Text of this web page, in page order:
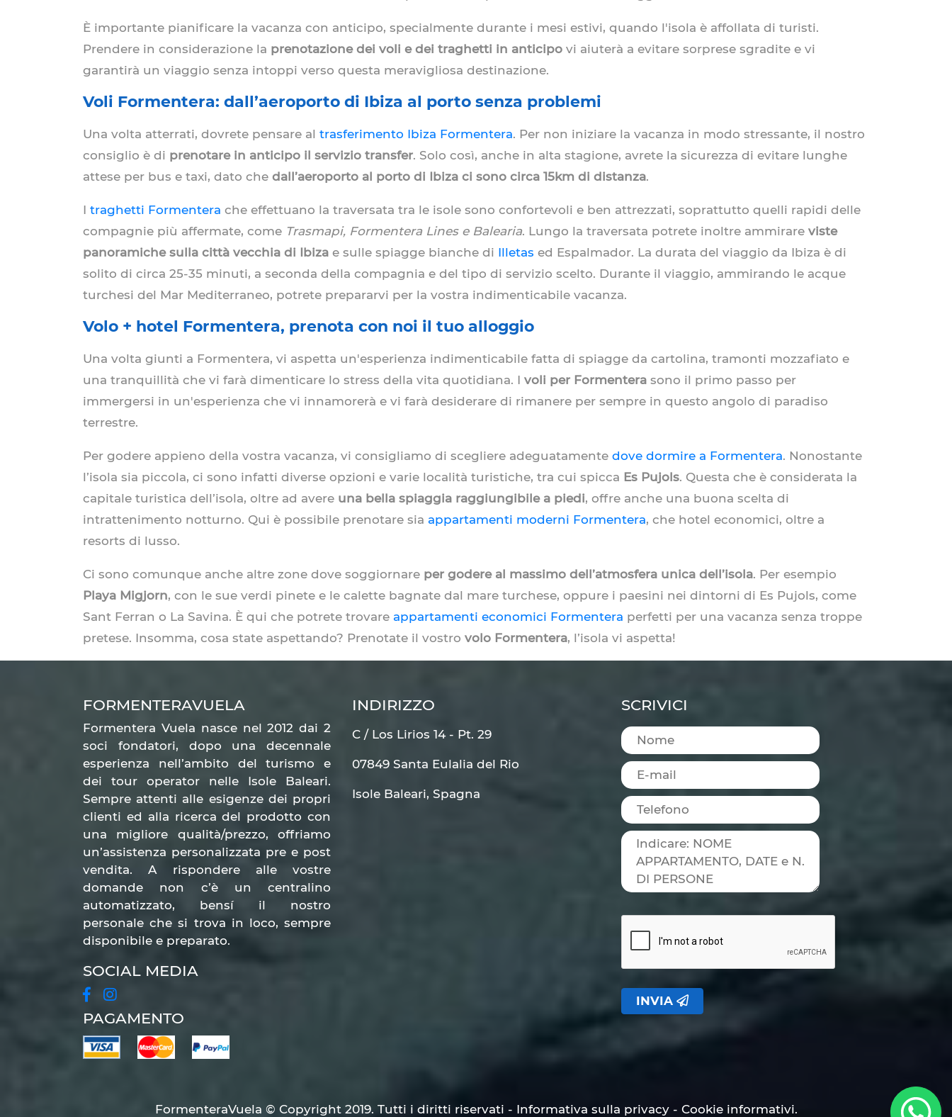
È importante pianificare la vacanza con anticipo, specialmente durante i mesi estivi, quando l'isola è affollata di turisti.
Prendere in considerazione la prenotazione dei voli e dei traghetti in anticipo vi aiuterà a evitare sorprese sgradite e vi
garantirà un viaggio senza intoppi verso questa meravigliosa destinazione.
Voli Formentera: dall’aeroporto di Ibiza al porto senza problemi
Una volta atterrati, dovrete pensare al trasferimento Ibiza Formentera. Per non iniziare la vacanza in modo stressante, il nostro
consiglio è di prenotare in anticipo il servizio transfer. Solo così, anche in alta stagione, avrete la sicurezza di evitare lunghe
attese per bus e taxi, dato che dall’aeroporto al porto di Ibiza ci sono circa 15km di distanza.
I traghetti Formentera che effettuano la traversata tra le isole sono confortevoli e ben attrezzati, soprattutto quelli rapidi delle
compagnie più affermate, come Trasmapi, Formentera Lines e Balearia. Lungo la traversata potrete inoltre ammirare viste
panoramiche sulla città vecchia di Ibiza e sulle spiagge bianche di Illetas ed Espalmador. La durata del viaggio da Ibiza è di
solito di circa 25-35 minuti, a seconda della compagnia e del tipo di servizio scelto. Durante il viaggio, ammirando le acque
turchesi del Mar Mediterraneo, potrete prepararvi per la vostra indimenticabile vacanza.
Volo + hotel Formentera, prenota con noi il tuo alloggio
Una volta giunti a Formentera, vi aspetta un'esperienza indimenticabile fatta di spiagge da cartolina, tramonti mozzafiato e
una tranquillità che vi farà dimenticare lo stress della vita quotidiana. I voli per Formentera sono il primo passo per
immergersi in un'esperienza che vi innamorerà e vi farà desiderare di rimanere per sempre in questo angolo di paradiso
terrestre.
Per godere appieno della vostra vacanza, vi consigliamo di scegliere adeguatamente dove dormire a Formentera. Nonostante
l’isola sia piccola, ci sono infatti diverse opzioni e varie località turistiche, tra cui spicca Es Pujols. Questa che è considerata la
capitale turistica dell’isola, oltre ad avere una bella spiaggia raggiungibile a piedi, offre anche una buona scelta di
intrattenimento notturno. Qui è possibile prenotare sia appartamenti moderni Formentera, che hotel economici, oltre a
resorts di lusso.
Ci sono comunque anche altre zone dove soggiornare per godere al massimo dell’atmosfera unica dell’isola. Per esempio
Playa Migjorn, con le sue verdi pinete e le calette bagnate dal mare turchese, oppure i paesini nei dintorni di Es Pujols, come
Sant Ferran o La Savina. È qui che potrete trovare appartamenti economici Formentera perfetti per una vacanza senza troppe
pretese. Insomma, cosa state aspettando? Prenotate il vostro volo Formentera, l’isola vi aspetta!
FORMENTERAVUELA
Formentera Vuela nasce nel 2012 dai 2
soci fondatori, dopo una decennale
esperienza nell’ambito del turismo e
dei tour operator nelle Isole Baleari.
Sempre attenti alle esigenze dei propri
clienti ed alla ricerca del prodotto con
una migliore qualità/prezzo, offriamo
un’assistenza personalizzata pre e post
vendita. A rispondere alle vostre
domande non c’è un centralino
automatizzato, bensí il nostro
personale che si trova in loco, sempre
disponibile e preparato.
SOCIAL MEDIA
PAGAMENTO
INDIRIZZO
C / Los Lirios 14 - Pt. 29
07849 Santa Eulalia del Rio
Isole Baleari, Spagna
SCRIVICI
INVIA
FormenteraVuela © Copyright 2019. Tutti i diritti riservati - Informativa sulla privacy - Cookie informativi.